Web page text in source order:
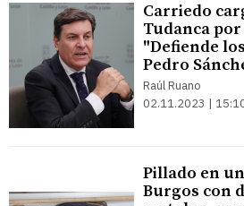
Carriedo
Tudanca
"Defiende
Pedro
Raúl Ruano
02.11.2023 |
Pillado en
Burgos con